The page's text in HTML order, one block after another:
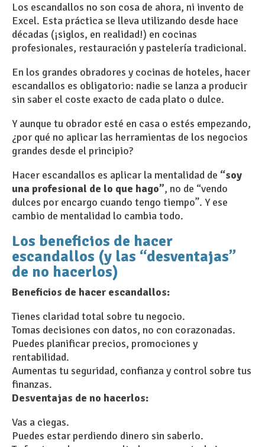
Los escandallos no son cosa de ahora, ni invento de
Excel. Esta práctica se lleva utilizando desde hace
décadas (¡siglos, en realidad!) en cocinas
profesionales, restauración y pastelería tradicional.
En los grandes obradores y cocinas de hoteles, hacer
escandallos es obligatorio: nadie se lanza a producir
sin saber el coste exacto de cada plato o dulce.
Y aunque tu obrador esté en casa o estés empezando,
¿por qué no aplicar las herramientas de los negocios
grandes desde el principio?
Hacer escandallos es aplicar la mentalidad de “soy
una profesional de lo que hago”, no de “vendo
dulces por encargo cuando tengo tiempo”. Y ese
cambio de mentalidad lo cambia todo.
Los beneficios de hacer
escandallos (y las “desventajas”
de no hacerlos)
Beneficios de hacer escandallos:
Tienes claridad total sobre tu negocio.
Tomas decisiones con datos, no con corazonadas.
Puedes planificar precios, promociones y
rentabilidad.
Aumentas tu seguridad, confianza y control sobre tus
finanzas.
Desventajas de no hacerlos:
Vas a ciegas.
Puedes estar perdiendo dinero sin saberlo.